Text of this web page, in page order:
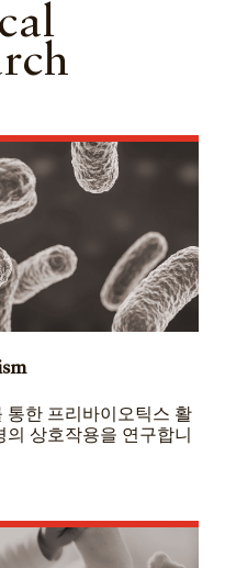
통한 프리바이오틱스 활
상호작용을 연구합니